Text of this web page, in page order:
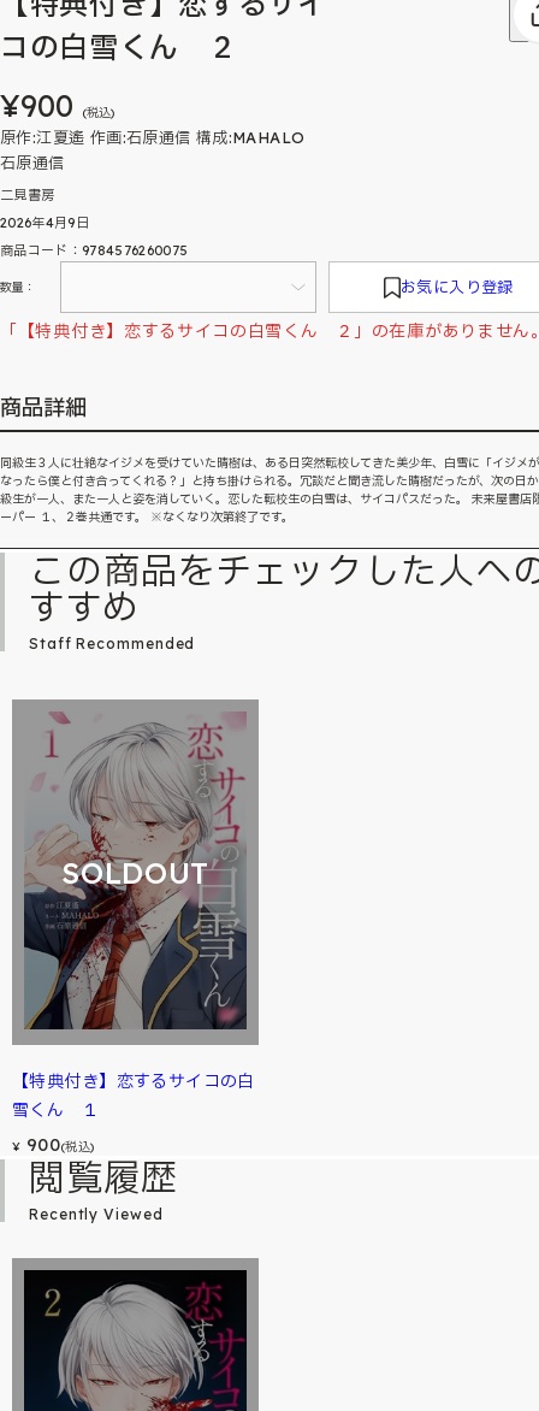
コの白雪くん ２
¥900 (税込)
原作:江夏遙 作画:石原通信 構成:MAHALO
石原通信
二見書房
2026年4月9日
商品コード：9784576260075
数量： お気に入り登録
「【特典付き】恋するサイコの白雪くん ２」の在庫がありません
商品詳細
同級生３人に壮絶なイジメを受けていた晴樹は、ある日突然転校してきた美少年、白雪に「イジメ
なったら僕と付き合ってくれる？」と持ち掛けられる。冗談だと聞き流した晴樹だったが、次の日
級生が一人、また一人と姿を消していく。恋した転校生の白雪は、サイコパスだった。 未来屋書店
ーパー １、２巻共通です。 ※なくなり次第終了です。
この商品をチェックした人へ
すすめ
Staff Recommended
SOLDOUT
【特典付き】恋するサイコの白
雪くん １
¥ 900(税込)
閲覧履歴
Recently Viewed